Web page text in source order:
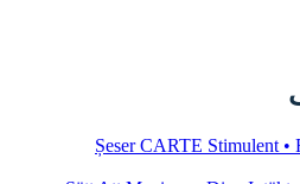
Șeser CARTE Stimulent •